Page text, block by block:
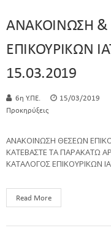
ΑΝΑΚΟΙΝΩΣΗ &
ΕΠΙΚΟΥΡΙΚΩΝ
15.03.2019
6η Υ.ΠΕ. 15/03/2019
Προκηρύξεις
ΑΝΑΚΟΙΝΩΣΗ ΘΕΣΕΩΝ
ΚΑΤΕΒΑΣΤΕ ΤΑ ΠΑΡΑΚΑΤΩ
ΚΑΤΑΛΟΓΟΣ ΕΠΙΚΟΥΡΙΚΩΝ
Read More